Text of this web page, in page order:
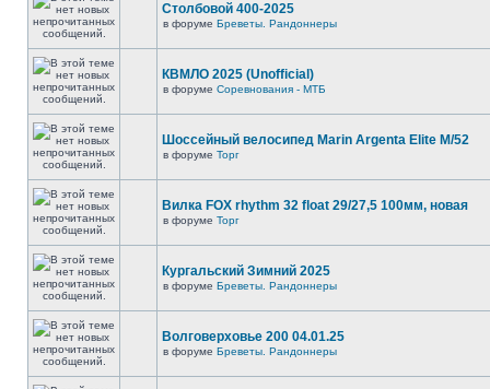
Столбовой 400-2025
в форуме Бреветы. Рандоннеры
КВМЛО 2025 (Unofficial)
в форуме Соревнования - МТБ
Шоссейный велосипед Marin Argenta Elite M/52
в форуме Торг
Вилка FOX rhythm 32 float 29/27,5 100мм, новая
в форуме Торг
Кургальский Зимний 2025
в форуме Бреветы. Рандоннеры
Волговерховье 200 04.01.25
в форуме Бреветы. Рандоннеры